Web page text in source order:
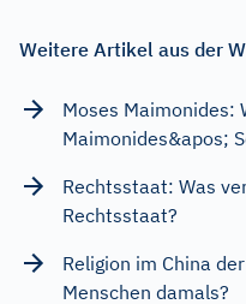
Weitere Artikel aus der
Moses Maimonides:
Maimonides&apos;
Rechtsstaat: Was
Rechtsstaat?
Religion im China
Menschen damals?